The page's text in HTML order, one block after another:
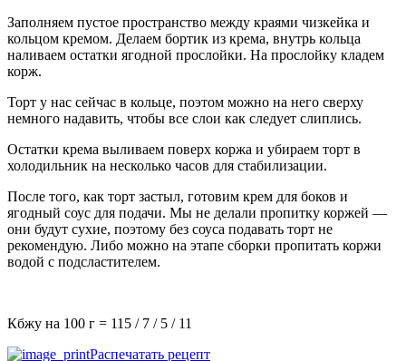
Заполняем пустое пространство между краями чизкейка и
кольцом кремом. Делаем бортик из крема, внутрь кольца
наливаем остатки ягодной прослойки. На прослойку кладем
корж.
Торт у нас сейчас в кольце, поэтом можно на него сверху
немного надавить, чтобы все слои как следует слиплись.
Остатки крема выливаем поверх коржа и убираем торт в
холодильник на несколько часов для стабилизации.
После того, как торт застыл, готовим крем для боков и
ягодный соус для подачи. Мы не делали пропитку коржей —
они будут сухие, поэтому без соуса подавать торт не
рекомендую. Либо можно на этапе сборки пропитать коржи
водой с подсластителем.
Кбжу на 100 г = 115 / 7 / 5 / 11
Распечатать рецепт